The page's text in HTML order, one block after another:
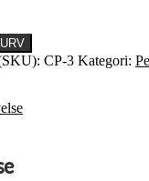
CP-3 Kategori: